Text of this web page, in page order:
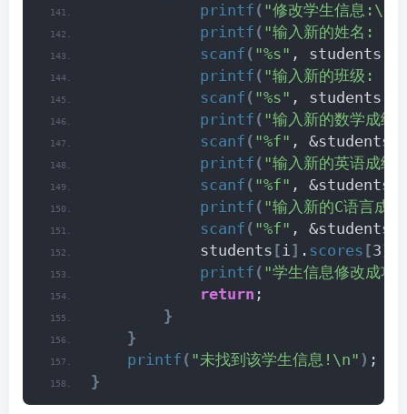
printf ( "修改学生信息:\n"
printf ( "输入新的姓名: "
scanf ( "%s" , students
printf ( "输入新的班级: "
scanf ( "%s" , students
printf ( "输入新的数学成
scanf ( "%f" , &students
printf ( "输入新的英语成
scanf ( "%f" , &students
printf ( "输入新的C语言成
scanf ( "%f" , &students
            students
[i] . scores [3]
printf ( "学生信息修改成
return ;
}
}
printf ( "未找到该学生信息!\n" ) ;
}